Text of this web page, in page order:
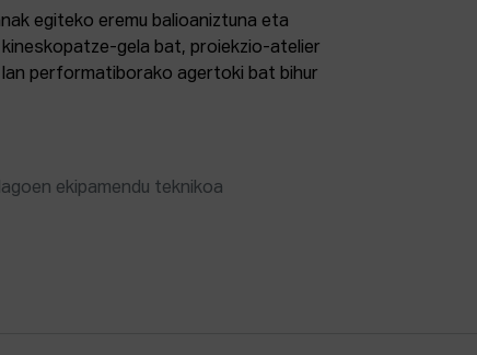
egiteko eremu balioaniztuna eta
gela bat, proiekzio-atelier
performatiborako agertoki bat bihur
ekipamendu teknikoa